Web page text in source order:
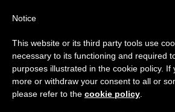
إلى المساجين في روما
لمناسبة عيد الميلاد!
Notice
This website or its third party tools use
necessary to its functioning and required
purposes illustrated in the cookie policy. If
more or withdraw your consent to all or
please refer to the cookie policy